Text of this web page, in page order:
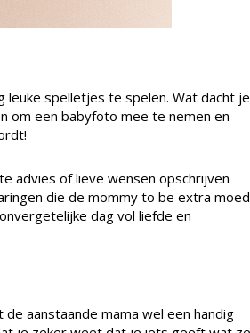
leuke spelletjes te spelen. Wat dacht je
om een babyfoto mee te nemen en
advies of lieve wensen opschrijven
die de mommy to be extra moed
dag vol liefde en
aanstaande mama wel een handig